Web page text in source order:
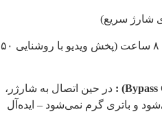
تا ۸ ساعت (پخش ویدیو با روشنایی ۵۰
در حین اتصال به شارژر،
و باتری گرم نمی‌شود – ایده‌آل